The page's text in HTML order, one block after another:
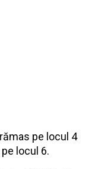
pe locul 4
locul 6.